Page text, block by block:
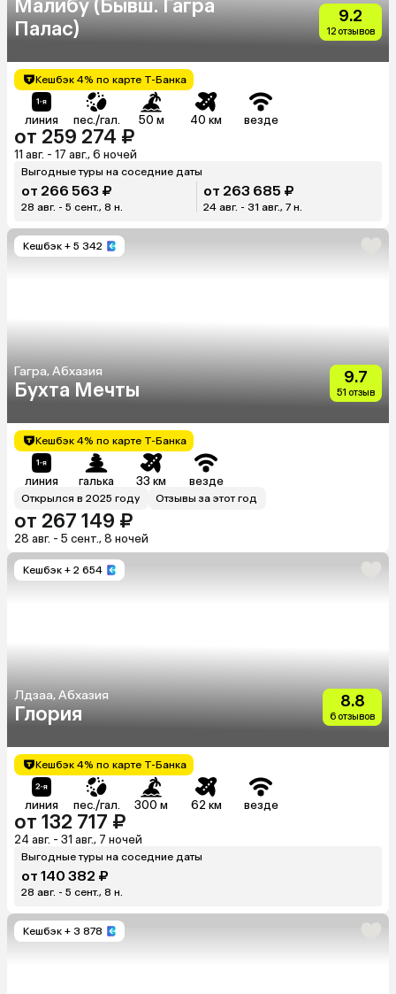
Малибу (Бывш. Гагра
Палас)
9.2
12 отзывов
Кешбэк 4% по карте Т-Банка
линия пес./гал. 50 м 40 км везде
от 259 274 ₽
11 авг. - 17 авг., 6 ночей
Выгодные туры на соседние даты
от 266 563 ₽
28 авг. - 5 сент., 8 н.
от 263 685 ₽
24 авг. - 31 авг., 7 н.
Кешбэк + 5 342
Гагра, Абхазия
Бухта Мечты
9.7
51 отзыв
Кешбэк 4% по карте Т-Банка
линия галька 33 км везде
Открылся в 2025 году Отзывы за этот год
от 267 149 ₽
28 авг. - 5 сент., 8 ночей
Кешбэк + 2 654
Лдзаа, Абхазия
Глория
8.8
6 отзывов
Кешбэк 4% по карте Т-Банка
линия пес./гал. 300 м 62 км везде
от 132 717 ₽
24 авг. - 31 авг., 7 ночей
Выгодные туры на соседние даты
от 140 382 ₽
28 авг. - 5 сент., 8 н.
Кешбэк + 3 878